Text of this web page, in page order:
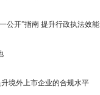
公开”指南 提升行政执法效能
境外上市企业的合规水平